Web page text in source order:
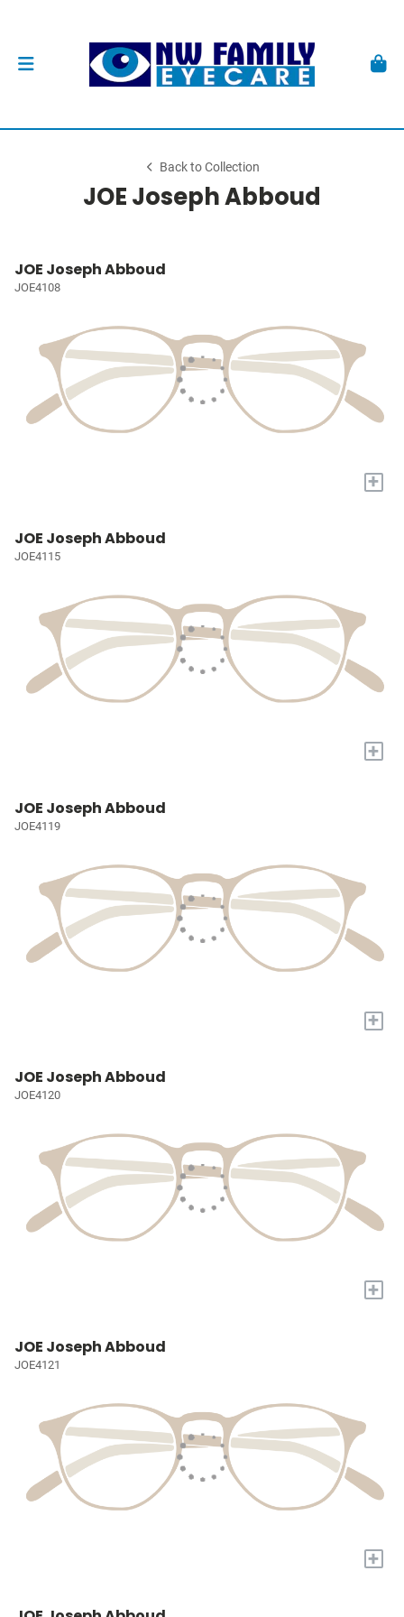
Back to Collection
JOE Joseph Abboud
JOE Joseph Abboud
JOE4108
+
JOE Joseph Abboud
JOE4115
+
JOE Joseph Abboud
JOE4119
+
JOE Joseph Abboud
JOE4120
+
JOE Joseph Abboud
JOE4121
+